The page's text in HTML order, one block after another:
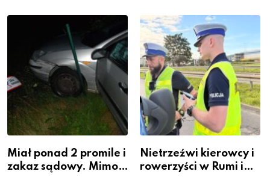
zawodem przyszłości i
gdzie się go nauczyć?
Warszawskiego
Miał ponad 2 promile i
zakaz sądowy. Mimo
Nietrzeźwi kierowcy i
rowerzyści w Rumi i